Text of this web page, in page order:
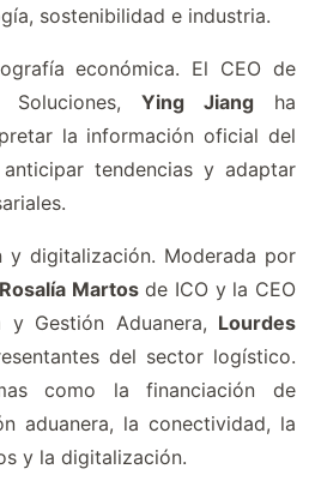
sostenibilidad e industria.
económica. El CEO de
Ying Jiang ha
la información oficial del
tendencias y adaptar
y digitalización. Moderada por
Rosalía Martosde ICO y la CEO
y Gestión Aduanera, Lourdes
del sector logístico.
como la financiación de
aduanera, la conectividad, la
y la digitalización.